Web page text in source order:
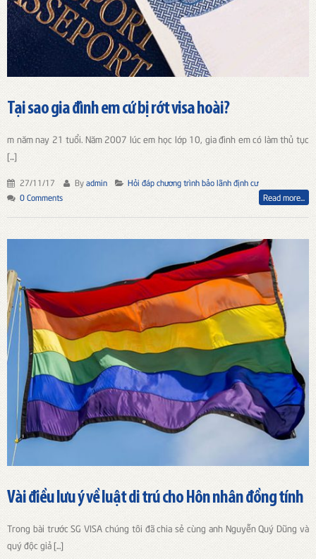
Tại sao gia đình em cứ bị rớt visa hoài?
m năm nay 21 tuổi. Năm 2007 lúc em học lớp 10, gia đình em có làm thủ tục
[...]
27/11/17 Byadmin
Hỏi đáp chương trình bảo lãnh định cư
0 Comments
Read more...
Vài điều lưu ý về luật di trú cho Hôn nhân đồng tính
Trong bài trước SG VISA chúng tôi đã chia sẻ cùng anh Nguyễn Quý Dũng và
quý độc giả [...]